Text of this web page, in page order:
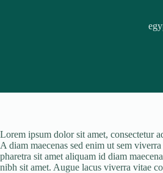
Lorem ipsum dolor sit amet, consectetur
A diam maecenas sed enim ut sem
pharetra sit amet aliquam id diam
nibh sit amet. Augue lacus viverra vitae